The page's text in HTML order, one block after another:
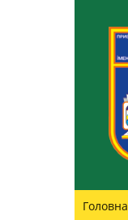
Головна